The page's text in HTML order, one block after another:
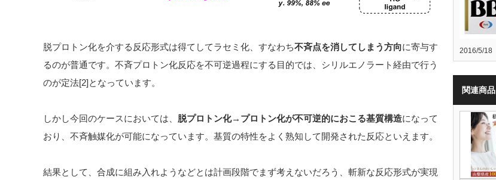
脱プロトン化を介する反応形式は得てしてラセミ化、すなわち不斉点を消してしまう方向に寄与す
るのが普通です。不斉プロトン化反応を不可逆過程にする目的では、シリルエノラート経由で行う
のが定法[2]となっています。
しかし今回のケースにおいては、 脱プロトン化→プロトン化が不可逆的におこる基質構造になって
おり、不斉触媒化が可能になっています。基質の特性をよく熟知して開発された反応といえます。
結果として、合成に組み入れようなどとは計画段階でまず考えないだろう、斬新な反応形式が実現
2016/5/18
関連商品